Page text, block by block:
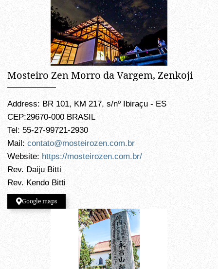
Mosteiro Zen Morro da Vargem, Zenkoji
Address: BR 101, KM 217, s/nº Ibiraçu - ES
CEP:29670-000 BRASIL
Tel: 55-27-99721-2930
Mail: contato@mosteirozen.com.br
Website: https://mosteirozen.com.br/
Rev. Daiju Bitti
Rev. Kendo Bitti
Google maps